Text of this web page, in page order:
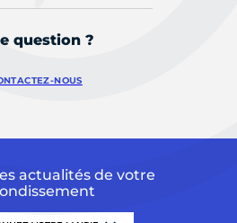
question ?
NOUS
actualités de votre